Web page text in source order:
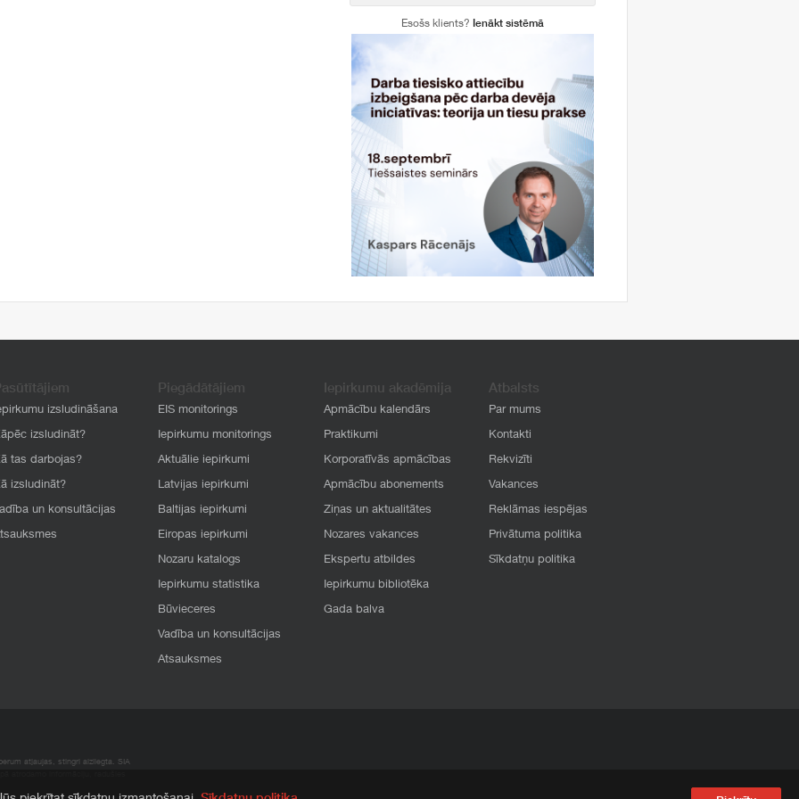
Esošs klients? Ienākt sistēmā
izsludināšana
izsludināt?
tas darbojas?
izsludināt?
un konsultācijas
Piegādātājiem
EIS monitorings
Iepirkumu monitorings
Aktuālie iepirkumi
Latvijas iepirkumi
Baltijas iepirkumi
Eiropas iepirkumi
Nozaru katalogs
Iepirkumu statistika
Būvieceres
Vadība un konsultācijas
Atsauksmes
Iepirkumu akadēmija
Apmācību kalendārs
Praktikumi
Korporatīvās apmācības
Apmācību abonements
Ziņas un aktualitātes
Nozares vakances
Ekspertu atbildes
Iepirkumu bibliotēka
Gada balva
Atbalsts
Par mums
Kontakti
Rekvizīti
Vakances
Reklāmas iespējas
Privātuma politika
Sīkdatņu politika
atļaujas, stingri aizliegta. SIA